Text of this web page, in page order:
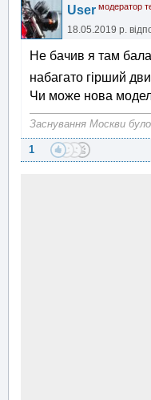
User модератор
18.05.2019 р.
Не бачив я там
набагато гірший
Чи може нова
Заснування Москви
1